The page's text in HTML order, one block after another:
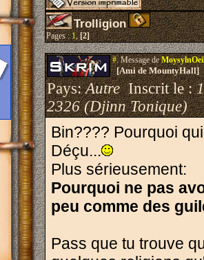
Trolligion
Pages :1,[2]
#.Message de
[Ami de MountyHall]
Pays:AutreInscrit le :
2326 (Djinn Tonique)
Bin???? Pourquoi
Déçu...
Plus sérieusement:
Pourquoi ne pas
peu comme des
Pass que tu trouve